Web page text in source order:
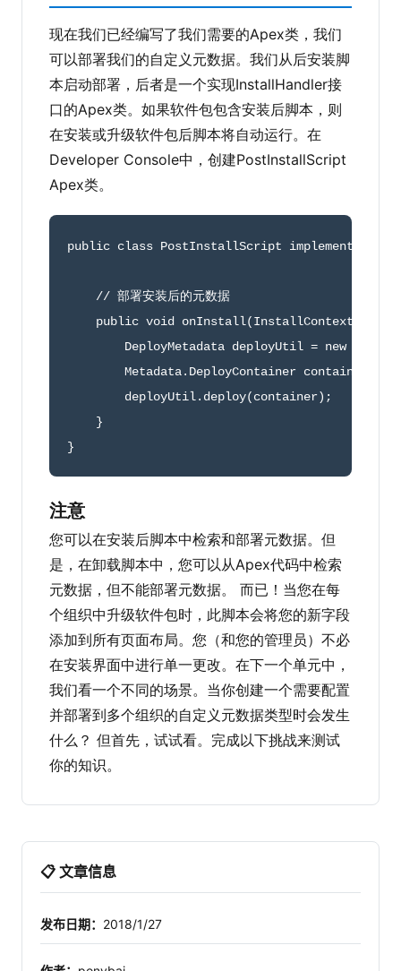
现在我们已经编写了我们需要的Apex类，我们
可以部署我们的自定义元数据。我们从后安装脚
本启动部署，后者是一个实现InstallHandler接
口的Apex类。如果软件包包含安装后脚本，则
在安装或升级软件包后脚本将自动运行。在
Developer Console中，创建PostInstallScript
Apex类。
public class PostInstallScript implements
// 部署安装后的元数据
public void onInstall(InstallContext
        DeployMetadata deployUtil
= new
        Metadata
. DeployContainer container
        deployUtil
. deploy(container) ;
}
}
注意
您可以在安装后脚本中检索和部署元数据。但
是，在卸载脚本中，您可以从Apex代码中检索
元数据，但不能部署元数据。 而已！当您在每
个组织中升级软件包时，此脚本会将您的新字段
添加到所有页面布局。您（和您的管理员）不必
在安装界面中进行单一更改。在下一个单元中，
我们看一个不同的场景。当你创建一个需要配置
并部署到多个组织的自定义元数据类型时会发生
什么？ 但首先，试试看。完成以下挑战来测试
你的知识。
📋 文章信息
发布日期： 2018/1/27